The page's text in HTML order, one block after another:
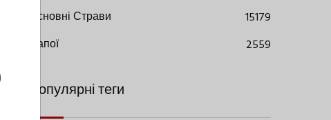
Основні Страви
15179
Напої
2559
Популярні теги